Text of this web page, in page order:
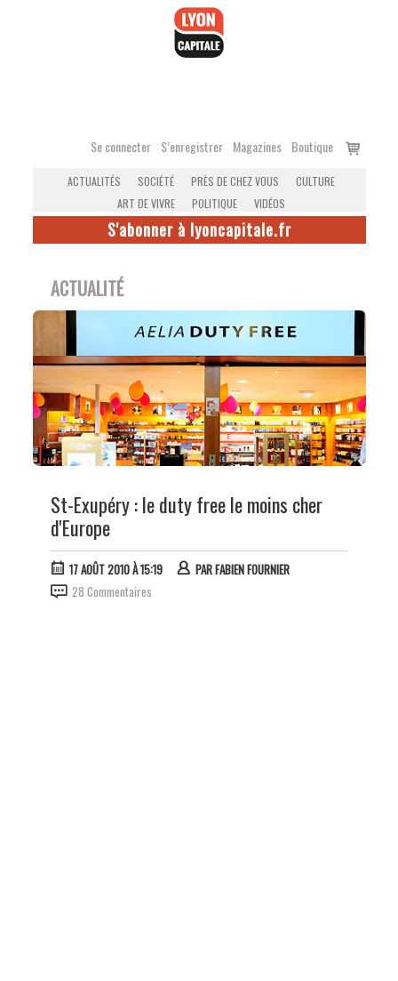
Se connecter S’enregistrer Magazines Boutique
Voir
ACTUALITÉS SOCIÉTÉ PRÈS DE CHEZ VOUS
CULTURE
ART DE VIVRE
POLITIQUE VIDÉOS
S'abonner à lyoncapitale.fr
ACTUALITÉ
St-Exupéry : le duty free le moins cher
d'Europe
17 AOÛT 2010 À 15:19 PARFABIEN FOURNIER
28 Commentaires